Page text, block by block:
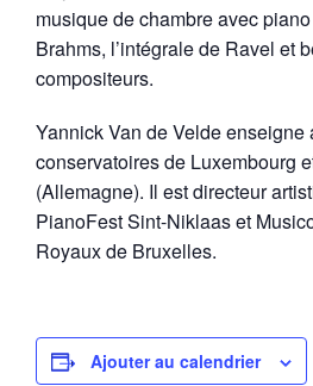
musique de chambre avec
Brahms, l’intégrale de Ravel et
compositeurs.
Yannick Van de Velde enseigne
conservatoires de Luxembourg
(Allemagne). Il est directeur
PianoFest Sint-Niklaas et
Royaux de Bruxelles.
Ajouter au calendrier